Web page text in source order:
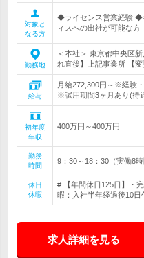
対象と
なる方
◆ライセンス営業経験 ◆
ィスへの出社が可能な方
勤務地
＜本社＞ 東京都中央区
れ直後】上記事業所 【変
給与
月給272,300円～※経験
※試用期間3ヶ月あり(待
初年度
年収
400万円～400万円
勤務
時間
9：30～18：30（実働8時
休日
休暇
# 【年間休日125日】・
暇：入社半年経過後10日
求人詳細を見る